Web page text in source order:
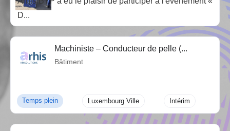
D...
Machiniste – Conducteur de pelle (...
Bâtiment
Temps plein Luxembourg Ville Intérim